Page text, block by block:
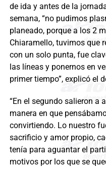
de ida y antes de la
semana, “no pudimos
planeado, porque a los 2
Chiaramello, tuvimos que
con un solo punta, fue
las líneas y ponernos en
primer tiempo”, explicó el
“En el segundo salieron a
manera en que
convirtiendo. Lo nuestro
sacrificio y amor propio,
tenía para aguantar el
motivos por los que se